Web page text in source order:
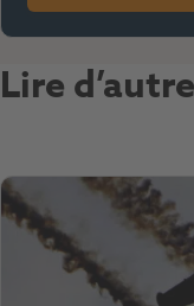
Lire